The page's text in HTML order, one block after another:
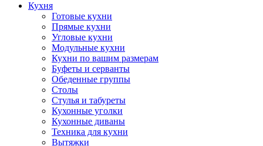
Кухня
Готовые кухни
Прямые кухни
Угловые кухни
Модульные кухни
Кухни по вашим размерам
Буфеты и серванты
Обеденные группы
Столы
Стулья и табуреты
Кухонные уголки
Кухонные диваны
Техника для кухни
Вытяжки